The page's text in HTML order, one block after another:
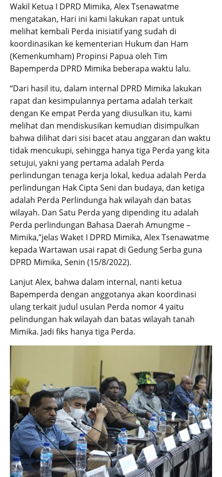
Wakil Ketua I DPRD Mimika, Alex Tsenawatme
mengatakan, Hari ini kami lakukan rapat untuk
melihat kembali Perda inisiatif yang sudah di
koordinasikan ke kementerian Hukum dan Ham
(Kemenkumham) Propinsi Papua oleh Tim
Bapemperda DPRD Mimika beberapa waktu lalu.
“Dari hasil itu, dalam internal DPRD Mimika lakukan
rapat dan kesimpulannya pertama adalah terkait
dengan Ke empat Perda yang diusulkan itu, kami
melihat dan mendiskusikan kemudian disimpulkan
bahwa dilihat dari sisi bacet atau anggaran dan waktu
tidak mencukupi, sehingga hanya tiga Perda yang kita
setujui, yakni yang pertama adalah Perda
perlindungan tenaga kerja lokal, kedua adalah Perda
perlindungan Hak Cipta Seni dan budaya, dan ketiga
adalah Perda Perlindunga hak wilayah dan batas
wilayah. Dan Satu Perda yang dipending itu adalah
Perda perlindungan Bahasa Daerah Amungme –
Mimika,”jelas Waket I DPRD Mimika, Alex Tsenawatme
kepada Wartawan usai rapat di Gedung Serba guna
DPRD Mimika, Senin (15/8/2022).
Lanjut Alex, bahwa dalam internal, nanti ketua
Bapemperda dengan anggotanya akan koordinasi
ulang terkait judul usulan Perda nomor 4 yaitu
pelindungan hak wilayah dan batas wilayah tanah
Mimika. Jadi fiks hanya tiga Perda.